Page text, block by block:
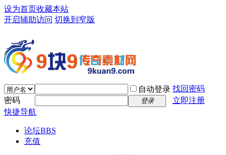
设为首页收藏本站
开启辅助访问 切换到窄版
自动登录 找回密码
密码
登录
立即注册
快捷导航
论坛BBS
充值